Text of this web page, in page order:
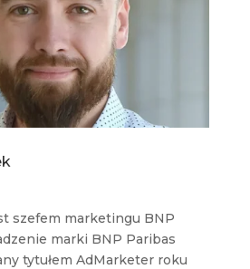
szefem marketingu BNP
marki BNP Paribas
tytułem AdMarketer roku